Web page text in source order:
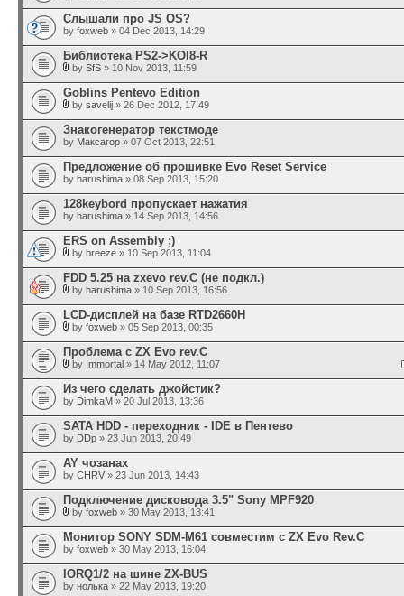
Слышали про JS OS?
by foxweb » 04 Dec 2013, 14:29
Библиотека PS2->KOI8-R
by SfS » 10 Nov 2013, 11:59
Goblins Pentevo Edition
by savelij » 26 Dec 2012, 17:49
Знакогенератор текстмоде
by Максагор » 07 Oct 2013, 22:51
Предложение об прошивке Evo Reset Service
by harushima » 08 Sep 2013, 15:20
128keybord пропускает нажатия
by harushima » 14 Sep 2013, 14:56
ERS on Assembly ;)
by breeze » 10 Sep 2013, 11:04
FDD 5.25 на zxevo rev.C (не подкл.)
by harushima » 10 Sep 2013, 16:56
LCD-дисплей на базе RTD2660H
by foxweb » 05 Sep 2013, 00:35
Проблема с ZX Evo rev.C
by Immortal » 14 May 2012, 11:07
Из чего сделать джойстик?
by DimkaM » 20 Jul 2013, 13:36
SATA HDD - переходник - IDE в Пентево
by DDp » 23 Jun 2013, 20:49
AY чозанах
by CHRV » 23 Jun 2013, 14:43
Подключение дисковода 3.5" Sony MPF920
by foxweb » 30 May 2013, 13:41
Монитор SONY SDM-M61 совместим с ZX Evo Rev.C
by foxweb » 30 May 2013, 16:04
IORQ1/2 на шине ZX-BUS
by нолька » 22 May 2013, 19:20